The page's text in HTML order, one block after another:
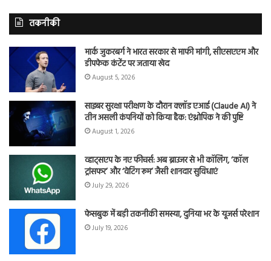
तकनीकी
मार्क जुकरबर्ग ने भारत सरकार से माफी मांगी, सीएसएएम और
डीपफेक कंटेंट पर जताया खेद
August 5, 2026
साइबर सुरक्षा परीक्षण के दौरान क्लॉड एआई (Claude AI) ने
तीन असली कंपनियों को किया हैक: एंथ्रोपिक ने की पुष्टि
August 1, 2026
व्हाट्सएप के नए फीचर्स: अब ब्राउजर से भी कॉलिंग, ‘कॉल
ट्रांसफर’ और ‘वेटिंग रूम’ जैसी शानदार सुविधाएं
July 29, 2026
फेसबुक में बड़ी तकनीकी समस्या, दुनिया भर के यूजर्स परेशान
July 19, 2026